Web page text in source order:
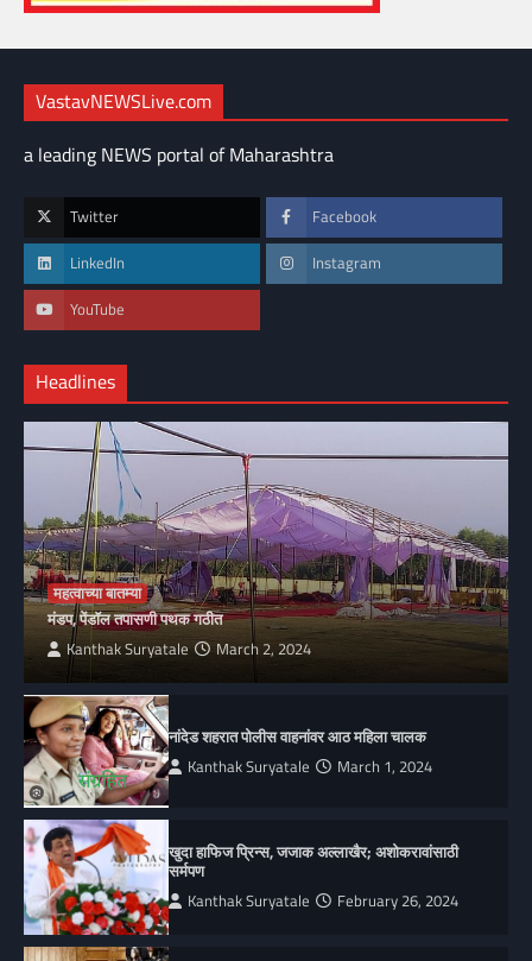
VastavNEWSLive.com
a leading NEWS portal of Maharashtra
Twitter Facebook
LinkedIn Instagram
YouTube
Headlines
महत्वाच्या बातम्या
मंडप, पेंडॉल तपासणी पथक गठीत
Kanthak Suryatale March 2, 2024
नांदेड शहरात पोलीस वाहनांवर आठ महिला चालक
Kanthak Suryatale March 1, 2024
खुदा हाफिज प्रिन्स, जजाक अल्लाखैर; अशोकरावांसाठी
सर्मपण
Kanthak Suryatale February 26, 2024